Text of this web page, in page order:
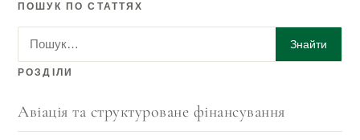
адвокати Jurvneshservice аналізують
судову практику українських судів у
справах про надання дозволу на
законодавстві та процесуальні питання, з
якими стикаються кредитори при
ПОШУК ПО СТАТТЯХ
Пошук по статтях Знайти
РОЗДІЛИ
Авіація та структуроване фінансування